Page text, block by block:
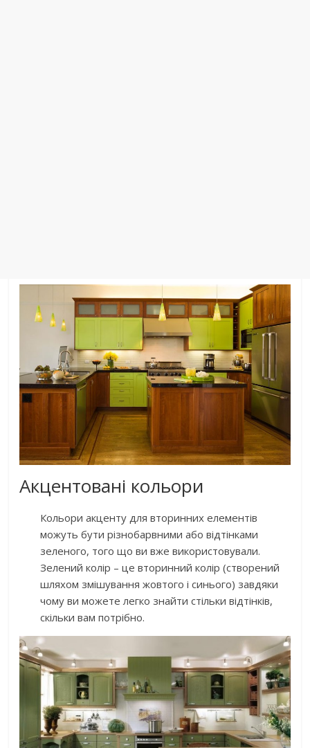
Акцентовані кольори
Кольори акценту для вторинних елементів
можуть бути різнобарвними або відтінками
зеленого, того що ви вже використовували.
Зелений колір – це вторинний колір (створений
шляхом змішування жовтого і синього) завдяки
чому ви можете легко знайти стільки відтінків,
скільки вам потрібно.